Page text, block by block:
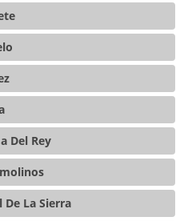
Del Rey
De La Sierra